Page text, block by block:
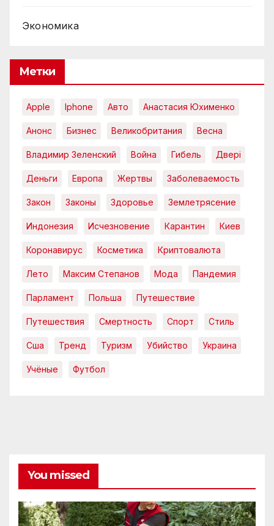
Экономика
Метки
Apple Iphone Авто Анастасия Юхименко
Анонс Бизнес Великобритания Весна
Владимир Зеленский Война Гибель Двері
Деньги Европа Жертвы Заболеваемость
Закон Законы Здоровье Землетрясение
Индонезия Исчезновение Карантин Киев
Коронавирус Косметика Криптовалюта
Лето Максим Степанов Мода Пандемия
Парламент Польша Путешествие
Путешествия Смертность Спорт Стиль
Сша Тренд Туризм Убийство Украина
Учёные Футбол
You missed